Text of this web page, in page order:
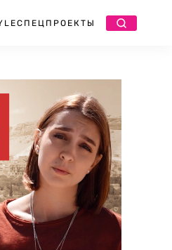
СПЕЦПРОЕКТЫ